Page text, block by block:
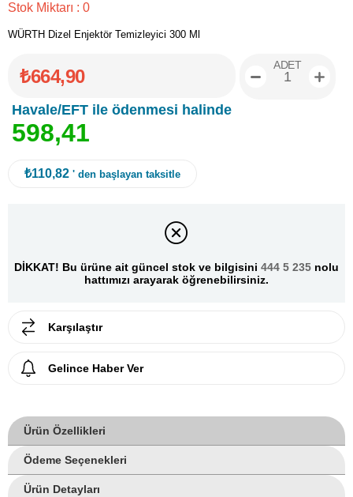
Stok Miktarı : 0
WÜRTH Dizel Enjektör Temizleyici 300 Ml
₺664,90
Havale/EFT ile ödenmesi halinde
598,41
ADET
₺110,82 ' den başlayan taksitle
DİKKAT! Bu ürüne ait güncel stok ve bilgisini 444 5 235 nolu
hattımızı arayarak öğrenebilirsiniz.
Karşılaştır
Gelince Haber Ver
Ürün Özellikleri
Ödeme Seçenekleri
Ürün Detayları